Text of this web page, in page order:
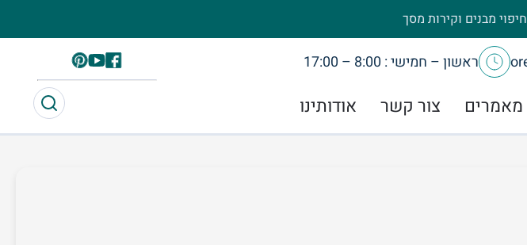
מבנים וקירות מסך
ראשון – חמישי : 8:00 – 17:00
מאמרים צור קשר אודותינו
פייסבוק
YouTube
Pinterest